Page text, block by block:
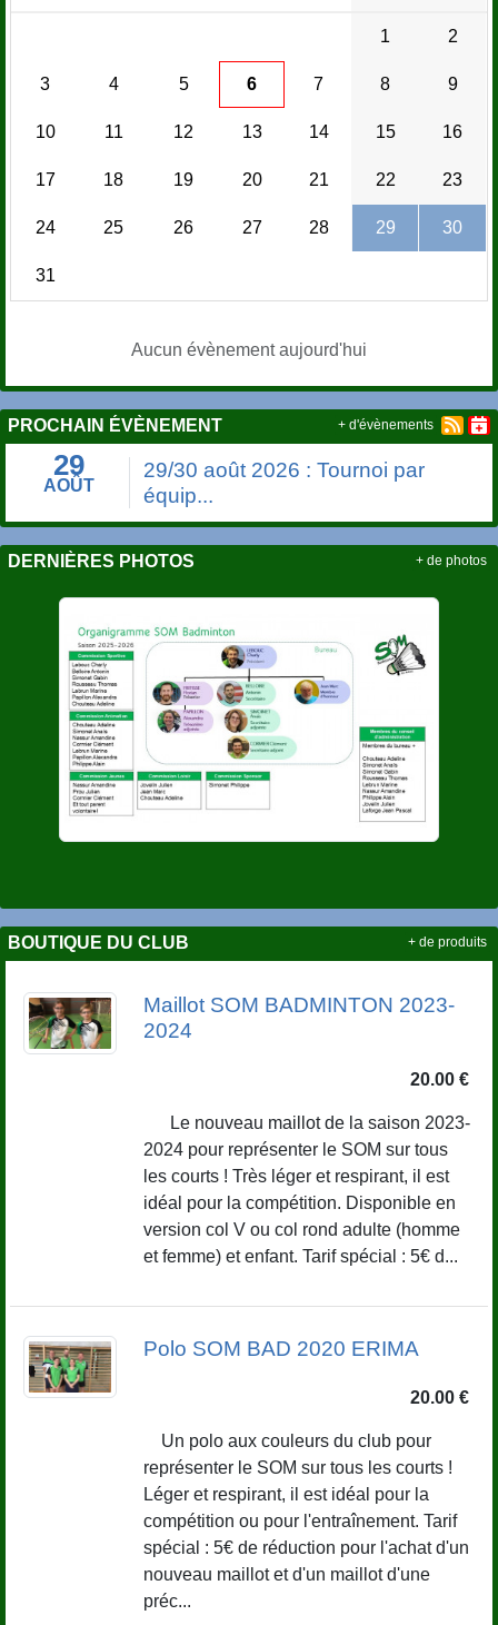
1 2
3 4 5 6 7 8 9
10 11 12 13 14 15 16
17 18 19 20 21 22 23
24 25 26 27 28 29 30
31
Aucun évènement aujourd'hui
PROCHAIN ÉVÈNEMENT
29
AOÛT
29/30 août 2026 : Tournoi par
équip...
+ d'évènements
DERNIÈRES PHOTOS + de photos
BOUTIQUE DU CLUB
Maillot SOM BADMINTON 2023-
2024
20.00 €
Le nouveau maillot de la saison 2023-
2024 pour représenter le SOM sur tous
les courts ! Très léger et respirant, il est
idéal pour la compétition. Disponible en
version col V ou col rond adulte (homme
et femme) et enfant. Tarif spécial : 5€ d...
Polo SOM BAD 2020 ERIMA
20.00 €
Un polo aux couleurs du club pour
représenter le SOM sur tous les courts !
Léger et respirant, il est idéal pour la
compétition ou pour l'entraînement. Tarif
spécial : 5€ de réduction pour l'achat d'un
nouveau maillot et d'un maillot d'une
préc...
+ de produits